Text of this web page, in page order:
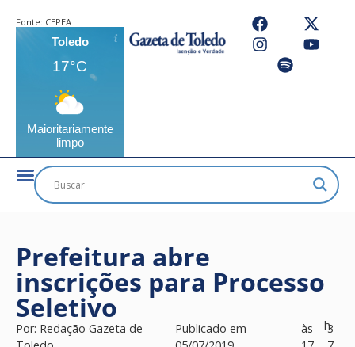
Fonte: CEPEA
Toledo
17°C
Maioritariamente
limpo
Prefeitura abre
inscrições para Processo
Seletivo
Por: Redação Gazeta de
Publicado em
às
h3